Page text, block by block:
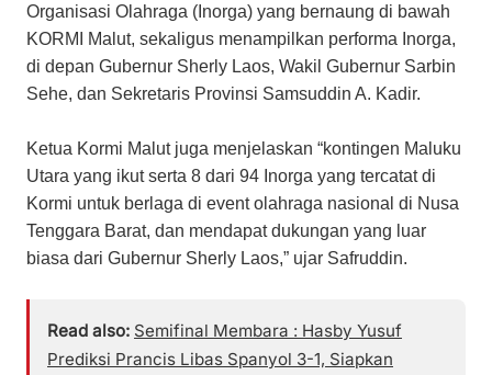
Organisasi Olahraga (Inorga) yang bernaung di bawah
KORMI Malut, sekaligus menampilkan performa Inorga,
di depan Gubernur Sherly Laos, Wakil Gubernur Sarbin
Sehe, dan Sekretaris Provinsi Samsuddin A. Kadir.
Ketua Kormi Malut juga menjelaskan “kontingen Maluku
Utara yang ikut serta 8 dari 94 Inorga yang tercatat di
Kormi untuk berlaga di event olahraga nasional di Nusa
Tenggara Barat, dan mendapat dukungan yang luar
biasa dari Gubernur Sherly Laos,” ujar Safruddin.
Read also: Semifinal Membara : Hasby Yusuf
Prediksi Prancis Libas Spanyol 3-1, Siapkan